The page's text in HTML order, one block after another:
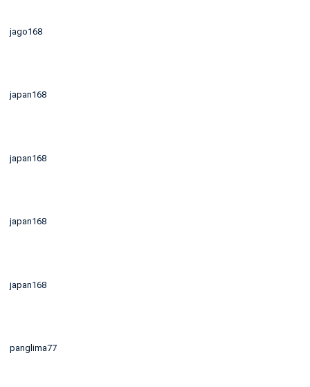
jago168
japan168
japan168
japan168
japan168
panglima77